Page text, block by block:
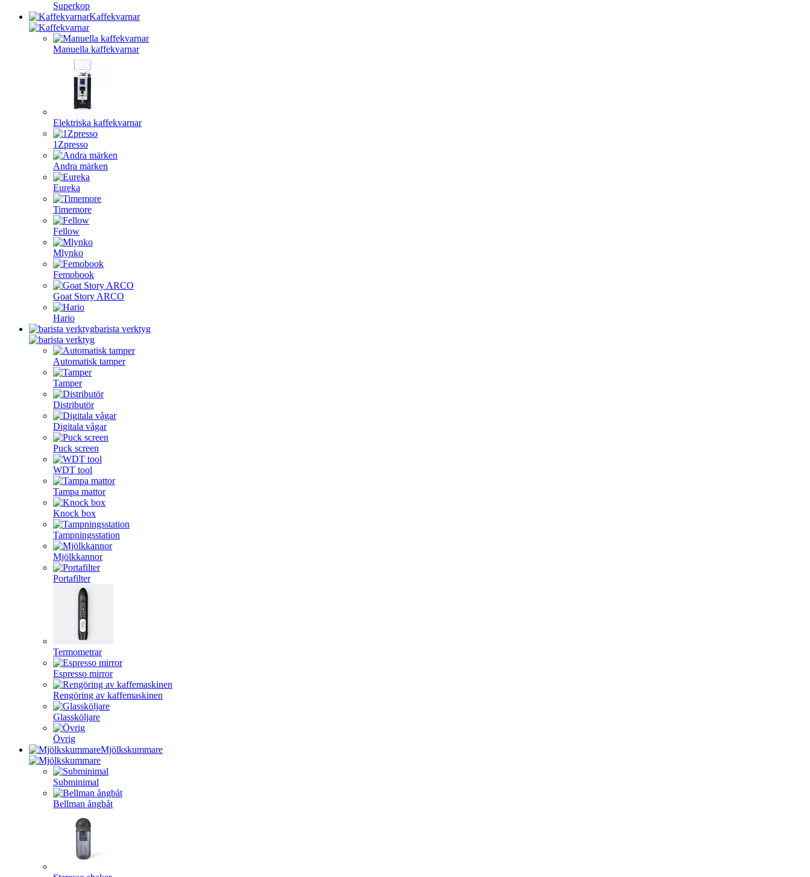
Superkop
Kaffekvarnar
Manuella kaffekvarnar
Elektriska kaffekvarnar
1Zpresso
Andra märken
Eureka
Timemore
Fellow
Mlynko
Femobook
Goat Story ARCO
Hario
barista verktyg
Automatisk tamper
Tamper
Distributör
Digitala vågar
Puck screen
WDT tool
Tampa mattor
Knock box
Tampningsstation
Mjölkkannor
Portafilter
Termometrar
Espresso mirror
Rengöring av kaffemaskinen
Glassköljare
Övrig
Mjölkskummare
Subminimal
Bellman ångbåt